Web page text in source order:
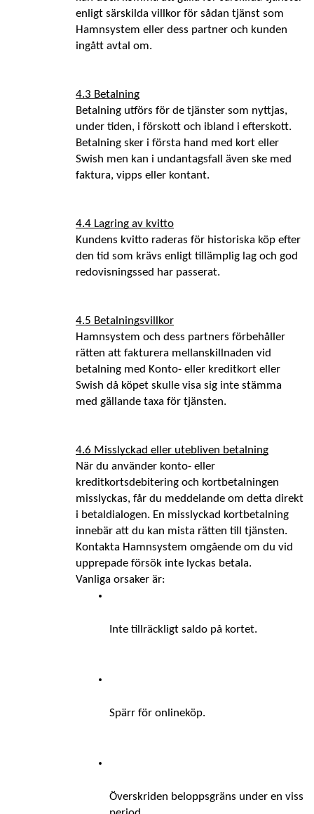
enligt särskilda villkor för sådan tjänst som
Hamnsystem eller dess partner och kunden
ingått avtal om.
4.3 Betalning
Betalning utförs för de tjänster som nyttjas,
under tiden, i förskott och ibland i efterskott.
Betalning sker i första hand med kort eller
Swish men kan i undantagsfall även ske med
faktura, vipps eller kontant.
4.4 Lagring av kvitto
Kundens kvitto raderas för historiska köp efter
den tid som krävs enligt tillämplig lag och god
redovisningssed har passerat.
4.5 Betalningsvillkor
Hamnsystem och dess partners förbehåller
rätten att fakturera mellanskillnaden vid
betalning med Konto- eller kreditkort eller
Swish då köpet skulle visa sig inte stämma
med gällande taxa för tjänsten.
4.6 Misslyckad eller utebliven betalning
När du använder konto- eller
kreditkortsdebitering och kortbetalningen
misslyckas, får du meddelande om detta direkt
i betaldialogen. En misslyckad kortbetalning
innebär att du kan mista rätten till tjänsten.
Kontakta Hamnsystem omgående om du vid
upprepade försök inte lyckas betala.
Vanliga orsaker är:
Inte tillräckligt saldo på kortet.
Spärr för onlineköp.
Överskriden beloppsgräns under en viss